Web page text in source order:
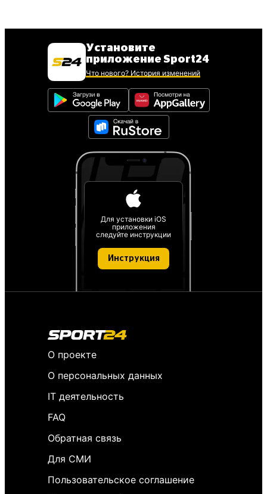
Установите
приложение Sport24
Что нового? История изменений
Для установки iOS
приложения
следуйте инструкции
Инструкция
О проекте
О персональных данных
IT деятельность
FAQ
Обратная связь
Для СМИ
Пользовательское соглашение